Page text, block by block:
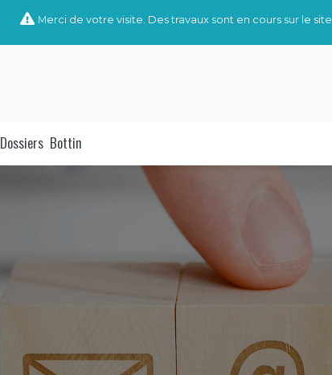
Merci de votre visite. Des travaux sont en cours sur le site
Dossiers Bottin